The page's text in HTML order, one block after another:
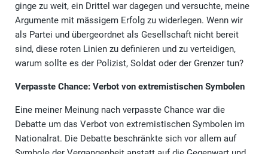
ginge zu weit, ein Drittel war dagegen und versuchte, meine
Argumente mit mässigem Erfolg zu widerlegen. Wenn wir
als Partei und übergeordnet als Gesellschaft nicht bereit
sind, diese roten Linien zu definieren und zu verteidigen,
warum sollte es der Polizist, Soldat oder der Grenzer tun?
Verpasste Chance: Verbot von extremistischen Symbolen
Eine meiner Meinung nach verpasste Chance war die
Debatte um das Verbot von extremistischen Symbolen im
Nationalrat. Die Debatte beschränkte sich vor allem auf